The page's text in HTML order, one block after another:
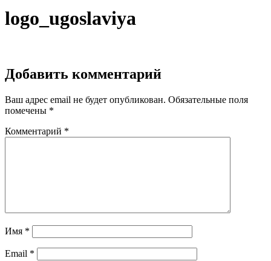
logo_ugoslaviya
Добавить комментарий
Ваш адрес email не будет опубликован. Обязательные поля
помечены *
Комментарий *
Имя *
Email *